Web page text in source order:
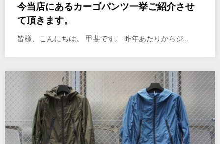
今当店にあるカーゴパンツ一挙ご紹介させ
て頂きます。
皆様、こんにちは。 甲斐です。 昨年あたりからジ…